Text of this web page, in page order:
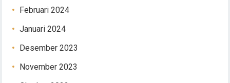
Februari 2024
Januari 2024
Desember 2023
November 2023